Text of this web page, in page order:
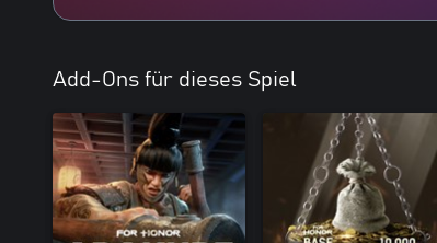
Add-Ons für dieses Spiel